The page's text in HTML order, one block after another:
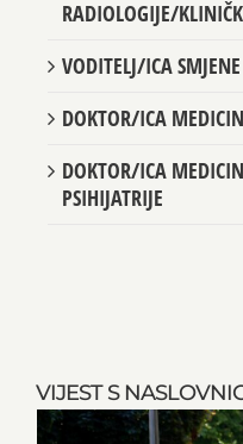
VIJEST S
RADIOLOGIJE/
VODITELJ/ICA SMJENE
DOKTOR/ICA
DOKTOR/ICA
PSIHIJATRIJE